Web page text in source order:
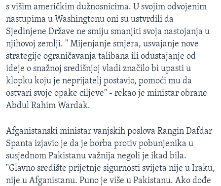
s višim američkim dužnosnicima. U svojim odvojenim
nastupima u Washingtonu oni su ustvrdili da
Sjedinjene Države ne smiju smanjiti svoja nastojanja u
njihovoj zemlji. " Mijenjanje smjera, usvajanje nove
strategije ograničavanja talibana ili odustajanje od
ideje o snažnoj središnjoj vladi značilo bi upasti u
klopku koju je neprijatelj postavio, pomoći mu da
ostvari svoje opake ciljeve" - rekao je ministar obrane
Abdul Rahim Wardak.
Afganistanski ministar vanjskih poslova Rangin Dafdar
Spanta izjavio je da je borba protiv pobunjenika u
susjednom Pakistanu važnija negoli je ikad bila.
"Glavno središte prijetnje sigurnosti svijeta nije u Iraku,
nije u Afganistanu. Puno je više u Pakistanu. Ako dođe